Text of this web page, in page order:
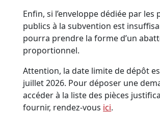
Enfin, si l’enveloppe dédiée par les
publics à la subvention est
pourra prendre la forme d’un
proportionnel.
Attention, la date limite de dépôt
juillet 2026. Pour déposer une
accéder à la liste des pièces
fournir, rendez-vous ici.